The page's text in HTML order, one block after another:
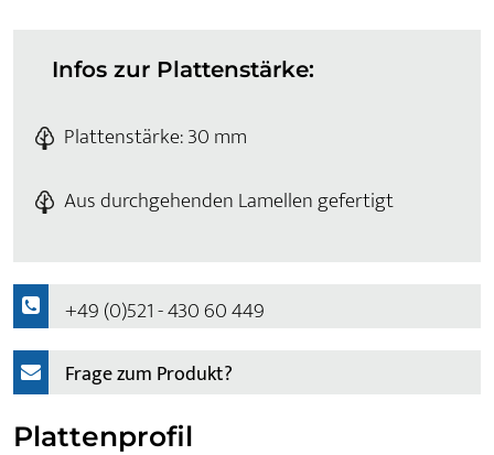
Infos zur Plattenstärke:
Plattenstärke: 30 mm
Aus durchgehenden Lamellen gefertigt
+49 (0)521 - 430 60 449
Frage zum Produkt?
Plattenprofil